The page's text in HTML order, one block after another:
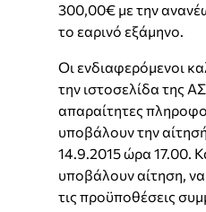
300,00€ με την
το εαρινό εξάμηνο.
Οι ενδιαφερόμενοι
την ιστοσελίδα της
απαραίτητες
υποβάλουν την
14.9.2015 ώρα 17.00.
υποβάλουν αίτηση,
τις προϋποθέσεις